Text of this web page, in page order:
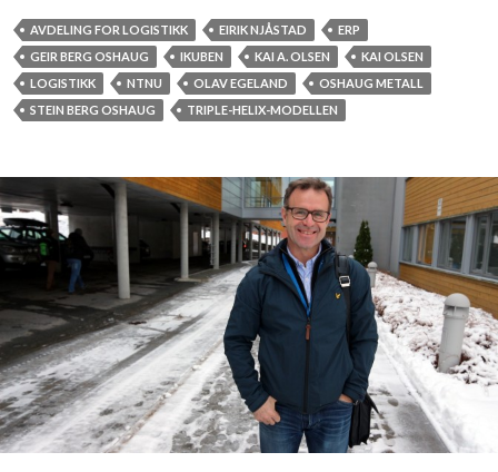
d
r
i
f
e
s
ø
k
:
O
s
h
a
u
AVDELING FOR LOGISTIKK EIRIK NJÅSTAD
ERP
GEIR BERG OSHAUG
IKUBEN KAI A. OLSEN
KAI OLSEN
LOGISTIKK
NTNU OLAV EGELAND
OSHAUG METALL
STEIN BERG OSHAUG
TRIPLE-HELIX-MODELLEN